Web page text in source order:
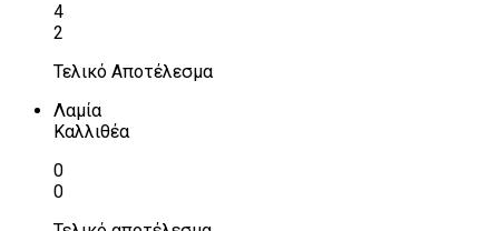
4
2
Τελικό Αποτέλεσμα
Λαμία
Καλλιθέα
0
0